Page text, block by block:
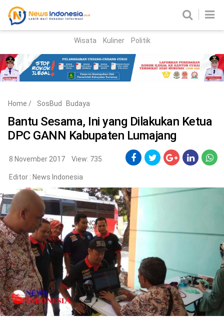
Parlemen
Nasional
Peristiwa
Hukum Kriminal
Politik
Gaya Hidup
Kesehatan
Otomotif
Iptek
Wisata Kuliner Politik
Home / SosBud Budaya
Bantu Sesama, Ini yang Dilakukan Ketua
DPC GANN Kabupaten Lumajang
8 November 2017 View: 735
Editor : News Indonesia